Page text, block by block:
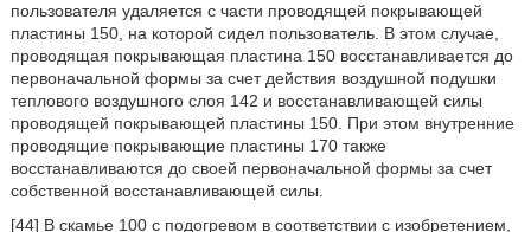
пользователя удаляется с части проводящей покрывающей
пластины 150, на которой сидел пользователь. В этом случае,
проводящая покрывающая пластина 150 восстанавливается до
первоначальной формы за счет действия воздушной подушки
теплового воздушного слоя 142 и восстанавливающей силы
проводящей покрывающей пластины 150. При этом внутренние
проводящие покрывающие пластины 170 также
восстанавливаются до своей первоначальной формы за счет
собственной восстанавливающей силы.
[44] В скамье 100 с подогревом в соответствии с изобретением,